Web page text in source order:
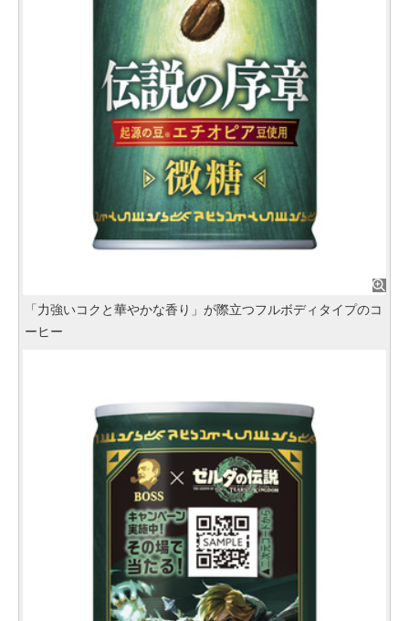
「力強いコクと華やかな香り」が際立つフルボディタイプのコ
ーヒー